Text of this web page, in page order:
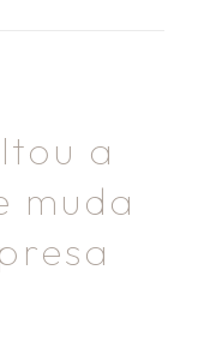
a
muda